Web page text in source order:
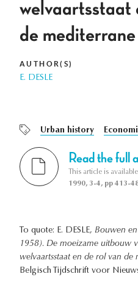
welvaartsstaat
de
AUTHOR(S)
E. DESLE
Urban history
Read the full
This article is
1990, 3-4, pp 413-
To quote: E. DESLE, Bouwen
1958). De moeizame uitbouw
welvaartsstaat en de rol van de
Belgisch Tijdschrift voor